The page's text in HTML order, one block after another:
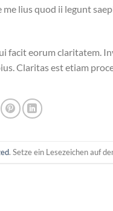
lius quod ii legunt
facit eorum claritatem.
Claritas est etiam
. Setze ein Lesezeichen auf